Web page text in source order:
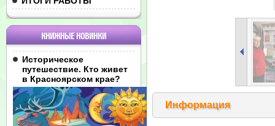
КНИЖНЫЕ НОВИНКИ
Историческое
путешествие. Кто живет
в Красноярском крае?
Информация